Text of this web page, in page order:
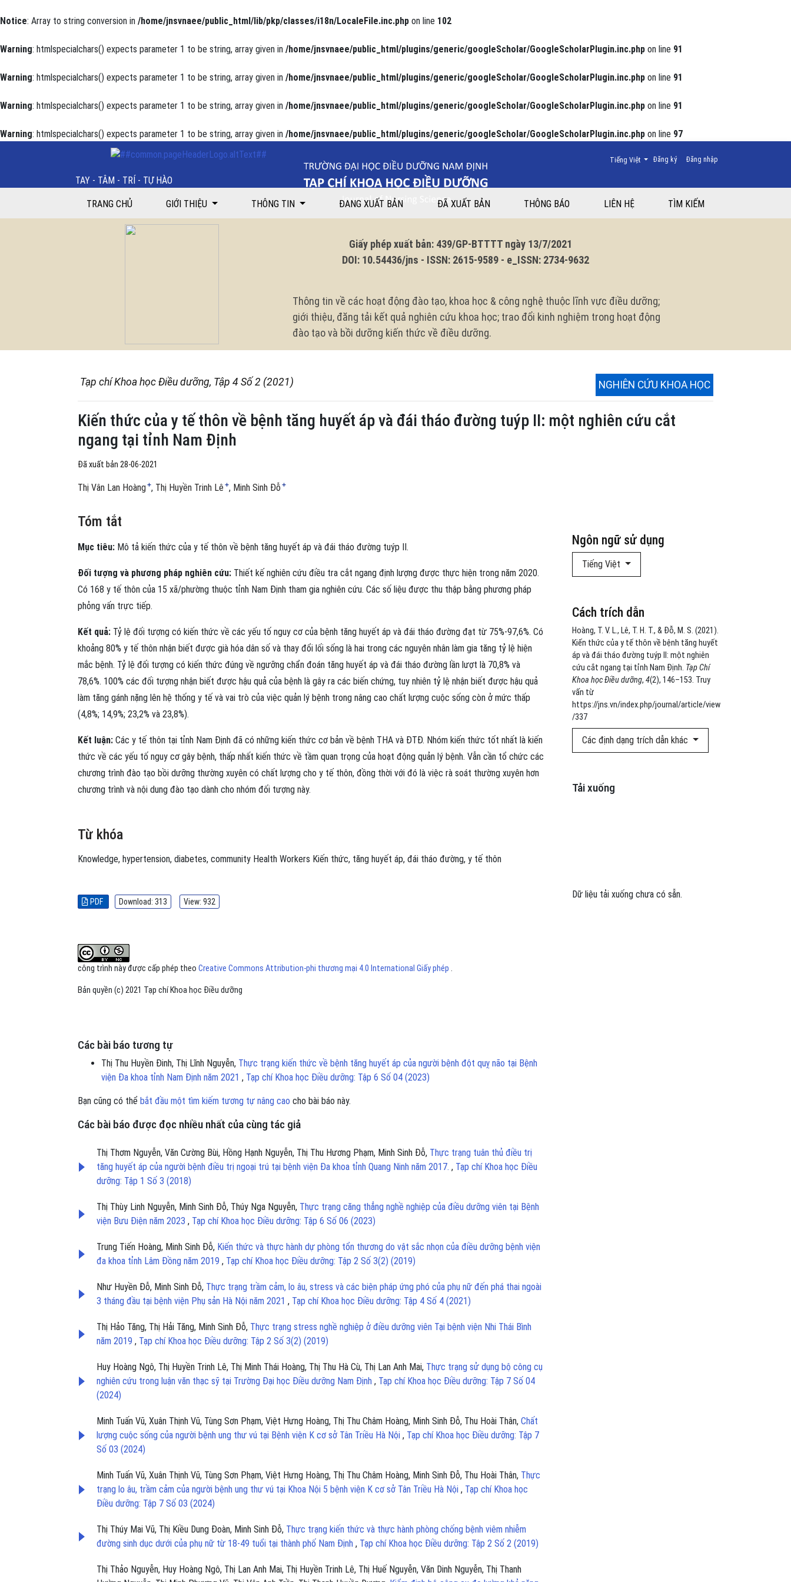
Notice: Array to string conversion in /home/jnsvnaee/public_html/lib/pkp/classes/i18n/LocaleFile.inc.php on line 102
Warning: htmlspecialchars() expects parameter 1 to be string, array given in /home/jnsvnaee/public_html/plugins/generic/googleScholar/GoogleScholarPlugin.inc.php on line 91
Warning: htmlspecialchars() expects parameter 1 to be string, array given in /home/jnsvnaee/public_html/plugins/generic/googleScholar/GoogleScholarPlugin.inc.php on line 91
Warning: htmlspecialchars() expects parameter 1 to be string, array given in /home/jnsvnaee/public_html/plugins/generic/googleScholar/GoogleScholarPlugin.inc.php on line 91
Warning: htmlspecialchars() expects parameter 1 to be string, array given in /home/jnsvnaee/public_html/plugins/generic/googleScholar/GoogleScholarPlugin.inc.php on line 97
Kiến thức của y tế thôn về bệnh tăng huyết áp và đái tháo đường tuýp II: một nghiên cứu cắt ngang tại tỉnh Nam Định
TAY - TÂM - TRÍ - TỰ HÀO
Đăng ký Đăng nhập
Thay đổi ngôn ngữ. Ngôn ngữ hiện tại là:
Tiếng Việt
TRANG CHỦ GIỚI THIỆU THÔNG TIN ĐANG XUẤT BẢN ĐÃ XUẤT BẢN THÔNG BÁO LIÊN HỆ TÌM KIẾM
Giấy phép xuất bản: 439/GP-BTTTT ngày 13/7/2021
DOI: 10.54436/jns - ISSN: 2615-9589 - e_ISSN: 2734-9632
Thông tin về các hoạt động đào tạo, khoa học & công nghệ thuộc lĩnh vực điều dưỡng;
giới thiệu, đăng tải kết quả nghiên cứu khoa học; trao đổi kinh nghiệm trong hoạt động
đào tạo và bồi dưỡng kiến thức về điều dưỡng.
Tạp chí Khoa học Điều dưỡng, Tập 4 Số 2 (2021) NGHIÊN CỨU KHOA HỌC
Kiến thức của y tế thôn về bệnh tăng huyết áp và đái tháo đường tuýp II: một nghiên cứu cắt
ngang tại tỉnh Nam Định
Đã xuất bản 28-06-2021
Thị Vân Lan Hoàng+ Thị Huyền Trinh Lê + Minh Sinh Đỗ +
Ngôn ngữ sử dụng
Tiếng Việt
Cách trích dẫn
Hoàng, T. V. L., Lê, T. H. T., & Đỗ, M. S. (2021).
Kiến thức của y tế thôn về bệnh tăng huyết
áp và đái tháo đường tuýp II: một nghiên
cứu cắt ngang tại tỉnh Nam Định. Tạp Chí
Khoa học Điều dưỡng, 4(2), 146–153. Truy
vấn từ
https://jns.vn/index.php/journal/article/view
/337
Các định dạng trích dẫn khác
Tải xuống
Dữ liệu tải xuống chưa có sẵn.
Tóm tắt
Mục tiêu: Mô tả kiến thức của y tế thôn về bệnh tăng huyết áp và đái tháo đường tuýp II.
Đối tượng và phương pháp nghiên cứu: Thiết kế nghiên cứu điều tra cắt ngang định lượng được thực hiện trong năm 2020.
Có 168 y tế thôn của 15 xã/phường thuộc tỉnh Nam Định tham gia nghiên cứu. Các số liệu được thu thập bằng phương pháp
phỏng vấn trực tiếp.
Kết quả: Tỷ lệ đối tượng có kiến thức về các yếu tố nguy cơ của bệnh tăng huyết áp và đái tháo đường đạt từ 75%-97,6%. Có
khoảng 80% y tế thôn nhận biết được già hóa dân số và thay đổi lối sống là hai trong các nguyên nhân làm gia tăng tỷ lệ hiện
mắc bệnh. Tỷ lệ đối tượng có kiến thức đúng về ngưỡng chẩn đoán tăng huyết áp và đái tháo đường lần lượt là 70,8% và
78,6%. 100% các đối tượng nhận biết được hậu quả của bệnh là gây ra các biến chứng, tuy nhiên tỷ lệ nhận biết được hậu quả
làm tăng gánh nặng lên hệ thống y tế và vai trò của việc quản lý bệnh trong nâng cao chất lượng cuộc sống còn ở mức thấp
(4,8%; 14,9%; 23,2% và 23,8%).
Kết luận: Các y tế thôn tại tỉnh Nam Định đã có những kiến thức cơ bản về bệnh THA và ĐTĐ. Nhóm kiến thức tốt nhất là kiến
thức về các yếu tố nguy cơ gây bệnh, thấp nhất kiến thức về tầm quan trọng của hoạt động quản lý bệnh. Vẫn cần tổ chức các
chương trình đào tạo bồi dưỡng thường xuyên có chất lượng cho y tế thôn, đồng thời với đó là việc rà soát thường xuyên hơn
chương trình và nội dung đào tạo dành cho nhóm đối tượng này.
Từ khóa
Knowledge, hypertension, diabetes, community Health Workers Kiến thức, tăng huyết áp, đái tháo đường, y tế thôn
PDF Download: 313 View: 932
công trình này được cấp phép theo Creative Commons Attribution-phi thương mại 4.0 International Giấy phép .
Bản quyền (c) 2021 Tạp chí Khoa học Điều dưỡng
Các bài báo tương tự
Thị Thu Huyền Đinh, Thị Lĩnh Nguyễn, Thực trạng kiến thức về bệnh tăng huyết áp của người bệnh đột quỵ não tại Bệnh
viện Đa khoa tỉnh Nam Định năm 2021 , Tạp chí Khoa học Điều dưỡng: Tập 6 Số 04 (2023)
Bạn cũng có thể bắt đầu một tìm kiếm tương tự nâng cao cho bài báo này.
Các bài báo được đọc nhiều nhất của cùng tác giả
Thị Thơm Nguyễn, Văn Cường Bùi, Hồng Hạnh Nguyễn, Thị Thu Hương Phạm, Minh Sinh Đỗ, Thực trạng tuân thủ điều trị
tăng huyết áp của người bệnh điều trị ngoại trú tại bệnh viện Đa khoa tỉnh Quang Ninh năm 2017. , Tạp chí Khoa học Điều
dưỡng: Tập 1 Số 3 (2018)
Thị Thùy Linh Nguyễn, Minh Sinh Đỗ, Thúy Nga Nguyễn, Thực trạng căng thẳng nghề nghiệp của điều dưỡng viên tại Bệnh
viện Bưu Điện năm 2023 , Tạp chí Khoa học Điều dưỡng: Tập 6 Số 06 (2023)
Trung Tiến Hoàng, Minh Sinh Đỗ, Kiến thức và thực hành dự phòng tổn thương do vật sắc nhọn của điều dưỡng bệnh viện
đa khoa tỉnh Lâm Đồng năm 2019 , Tạp chí Khoa học Điều dưỡng: Tập 2 Số 3(2) (2019)
Như Huyền Đỗ, Minh Sinh Đỗ, Thực trạng trầm cảm, lo âu, stress và các biện pháp ứng phó của phụ nữ đến phá thai ngoài
3 tháng đầu tại bệnh viện Phụ sản Hà Nội năm 2021 , Tạp chí Khoa học Điều dưỡng: Tập 4 Số 4 (2021)
Thị Hảo Tăng, Thị Hải Tăng, Minh Sinh Đỗ, Thực trạng stress nghề nghiệp ở điều dưỡng viên Tại bệnh viện Nhi Thái Bình
năm 2019 , Tạp chí Khoa học Điều dưỡng: Tập 2 Số 3(2) (2019)
Huy Hoàng Ngô, Thị Huyền Trinh Lê, Thị Minh Thái Hoàng, Thị Thu Hà Cù, Thị Lan Anh Mai, Thực trạng sử dụng bộ công cụ
nghiên cứu trong luận văn thạc sỹ tại Trường Đại học Điều dưỡng Nam Định , Tạp chí Khoa học Điều dưỡng: Tập 7 Số 04
(2024)
Minh Tuấn Vũ, Xuân Thịnh Vũ, Tùng Sơn Phạm, Việt Hưng Hoàng, Thị Thu Châm Hoàng, Minh Sinh Đỗ, Thu Hoài Thân, Chất
lượng cuộc sống của người bệnh ung thư vú tại Bệnh viện K cơ sở Tân Triều Hà Nội , Tạp chí Khoa học Điều dưỡng: Tập 7
Số 03 (2024)
Minh Tuấn Vũ, Xuân Thịnh Vũ, Tùng Sơn Phạm, Việt Hưng Hoàng, Thị Thu Châm Hoàng, Minh Sinh Đỗ, Thu Hoài Thân, Thực
trạng lo âu, trầm cảm của người bệnh ung thư vú tại Khoa Nội 5 bệnh viện K cơ sở Tân Triều Hà Nội , Tạp chí Khoa học
Điều dưỡng: Tập 7 Số 03 (2024)
Thị Thúy Mai Vũ, Thị Kiều Dung Đoàn, Minh Sinh Đỗ, Thực trạng kiến thức và thực hành phòng chống bệnh viêm nhiễm
đường sinh dục dưới của phụ nữ từ 18-49 tuổi tại thành phố Nam Định , Tạp chí Khoa học Điều dưỡng: Tập 2 Số 2 (2019)
Thị Thảo Nguyễn, Huy Hoàng Ngô, Thị Lan Anh Mai, Thị Huyền Trinh Lê, Thị Huế Nguyễn, Văn Dinh Nguyễn, Thị Thanh